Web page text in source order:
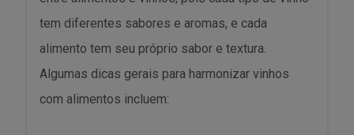
tem diferentes sabores e aromas, e cada
alimento tem seu próprio sabor e textura.
Algumas dicas gerais para harmonizar vinhos
com alimentos incluem: